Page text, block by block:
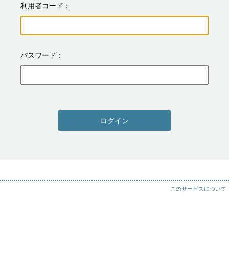
利用者コード
パスワード
ログイン
このサービスについて